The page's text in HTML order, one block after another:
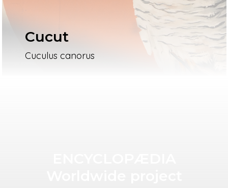
Cucut
Cuculus canorus